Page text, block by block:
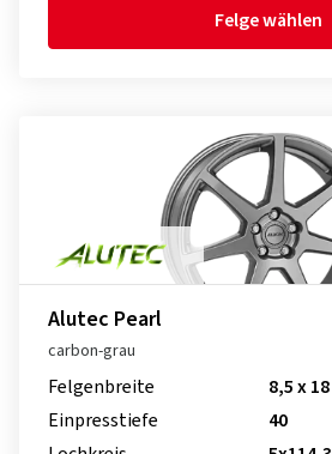
Felge wählen
Alutec Pearl
carbon-grau
Felgenbreite
8,5 x 18
Einpresstiefe
40